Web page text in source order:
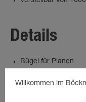
Details
Bügel für Planen
Längenverstellbar
Willkommen im